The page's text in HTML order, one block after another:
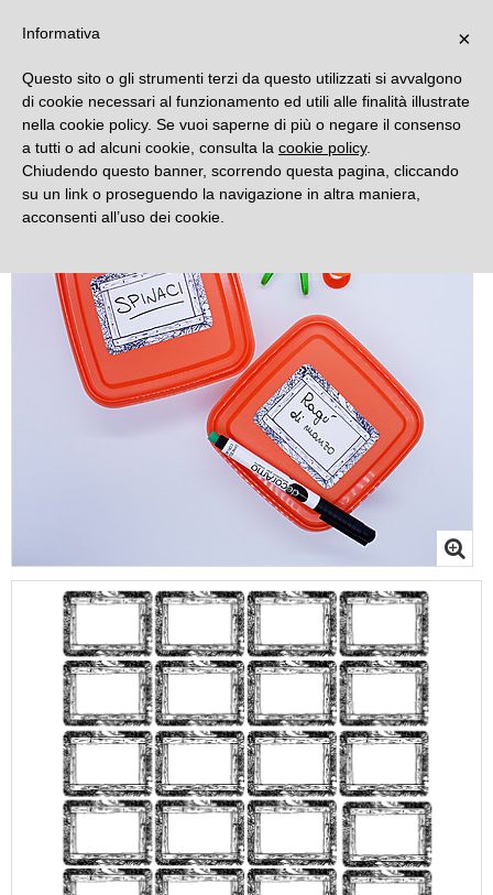
Novità
×
Informativa
Questo sito o gli strumenti terzi da questo utilizzati si avvalgono
di cookie necessari al funzionamento ed utili alle finalità illustrate
nella cookie policy. Se vuoi saperne di più o negare il consenso
a tutti o ad alcuni cookie, consulta la cookie policy.
Chiudendo questo banner, scorrendo questa pagina, cliccando
su un link o proseguendo la navigazione in altra maniera,
acconsenti all’uso dei cookie.